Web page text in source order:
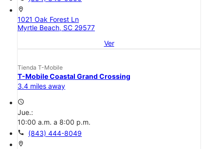
location_on
1021 Oak Forest Ln
Myrtle Beach, SC 29577
Ver
Tienda T-Mobile
T-Mobile Coastal Grand Crossing
3.4 miles away
access_time
Jue.:
10:00 a.m. a 8:00 p.m.
call (843) 444-8049
location_on